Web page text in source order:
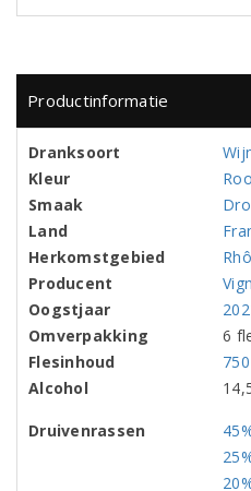
Productinformatie
Dranksoort
Kleur
Smaak
Land
Herkomstgebied
Producent
Oogstjaar
Omverpakking
6
Flesinhoud
Alcohol
Druivenrassen